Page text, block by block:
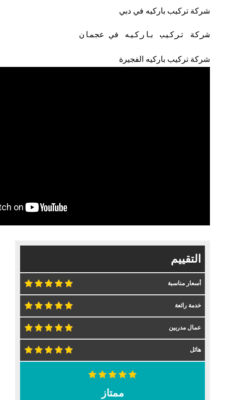
شركة تركيب باركيه في دبي
شركة تركيب باركيه في عجمان
شركة تركيب باركيه الفجيرة
التقييم
أسعار مناسبة
خدمة رائعة
عمال مدربين
هائل
ممتاز